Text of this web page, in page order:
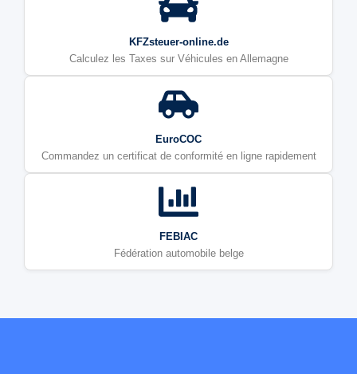
KFZsteuer-online.de
Calculez les Taxes sur Véhicules en Allemagne
EuroCOC
Commandez un certificat de conformité en ligne rapidement
FEBIAC
Fédération automobile belge